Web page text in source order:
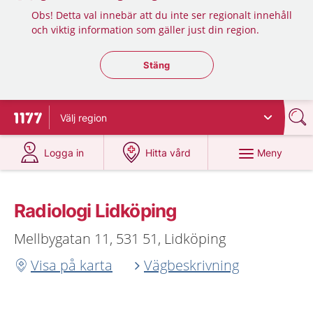
Obs! Detta val innebär att du inte ser regionalt innehåll
och viktig information som gäller just din region.
Stäng regionsväljaren
Stäng
Till startsidan för 1177
Välj region
Logga in
på 1177.se
Hitta vård
på 1177.se
Meny
Radiologi Lidköping
Mellbygatan 11, 531 51, Lidköping
Visa på karta
Vägbeskrivning